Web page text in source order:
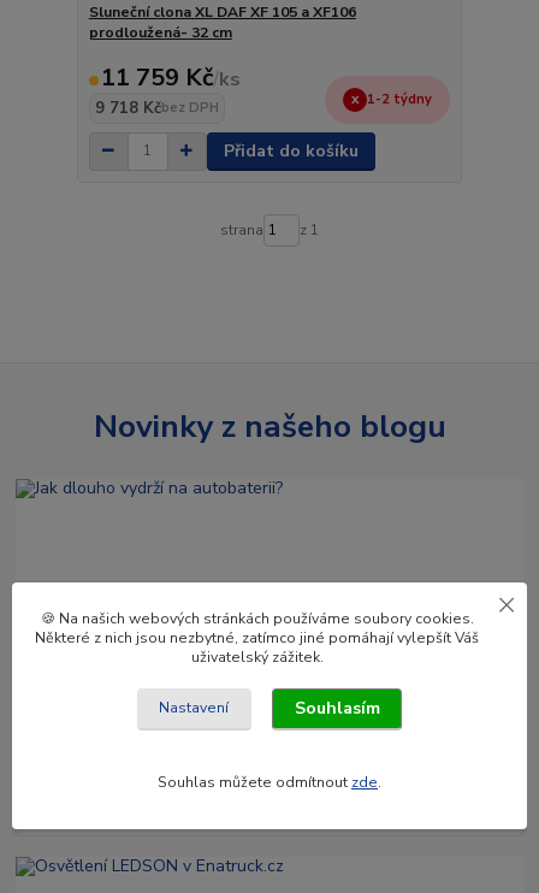
Sluneční clona XL DAF XF 105 a XF106
prodloužená- 32 cm
11 759 Kč/ks
9 718 Kčbez DPH 1-2 týdny
Přidat do košíku
strana z 1
Novinky z našeho blogu
Jak dlouho vydrží na autobaterii?
dlouho poběží přenosná lednice na autobaterii? Odpověď závisí na
🍪 Na našich webových stránkách používáme soubory cookies.
Některé z nich jsou nezbytné, zatímco jiné pomáhají vylepšít Váš
uživatelský zážitek.
Nastavení Souhlasím
Souhlas můžete odmítnout zde.